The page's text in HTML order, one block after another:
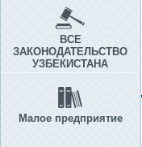
ВСЕ
ЗАКОНОДАТЕЛЬСТВО
УЗБЕКИСТАНА
Малое предприятие